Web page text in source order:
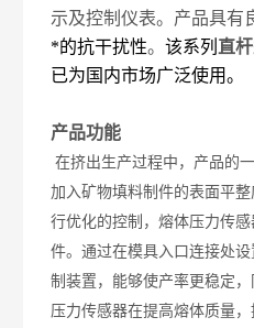
示及控制仪表。产品具有
*的抗干扰性。该系列 直
已为国内市场广泛使用。
产品功能
在挤出生产过程中，产品的
加入矿物填料制件的表面平
行优化的控制，熔体压力传
件。通过在模具入口连接处
制装置，能够使产率更稳定
压力传感器在提高熔体质量